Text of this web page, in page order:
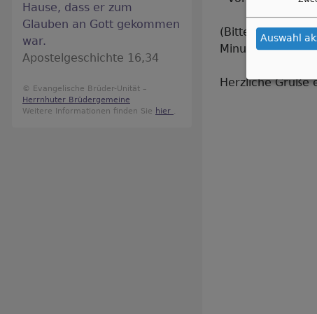
Hause, dass er zum
Glauben an Gott gekommen
war.
Apostelgeschichte 16,34
© Evangelische Brüder-Unität –
Herrnhuter Brüdergemeine
Weitere Informationen finden Sie hier .
(Bitte mit 1,5
Minuten).
Herzliche Grüße
Auswahl